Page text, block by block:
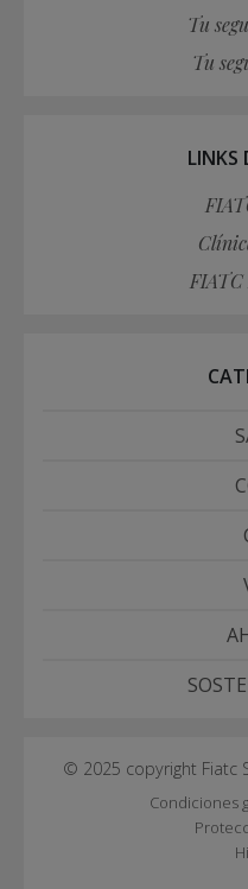
Tu
Tu
LINKS
FIATC
© 2025 copyright Fiatc
Condiciones